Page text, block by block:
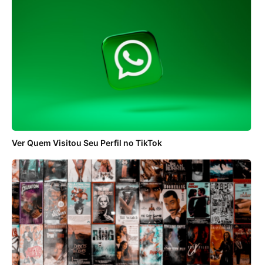
Ver Quem Visitou Seu Perfil no TikTok